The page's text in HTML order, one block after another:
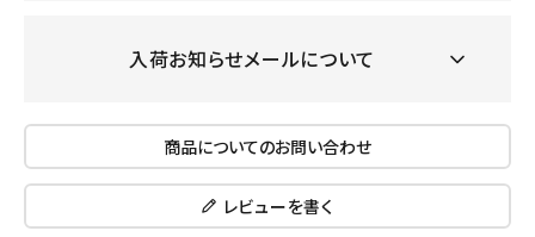
入荷お知らせメールについて
商品についてのお問い合わせ
レビューを書く